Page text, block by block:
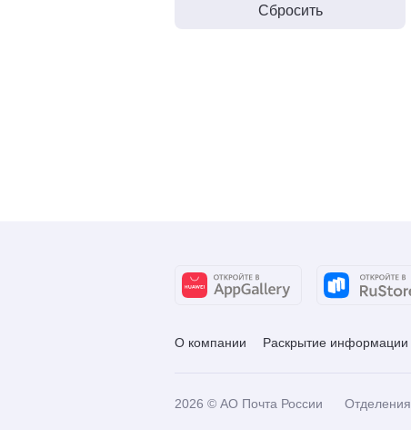
Сбросить
О компании Раскрытие информации
2026 © АО Почта России Отделения